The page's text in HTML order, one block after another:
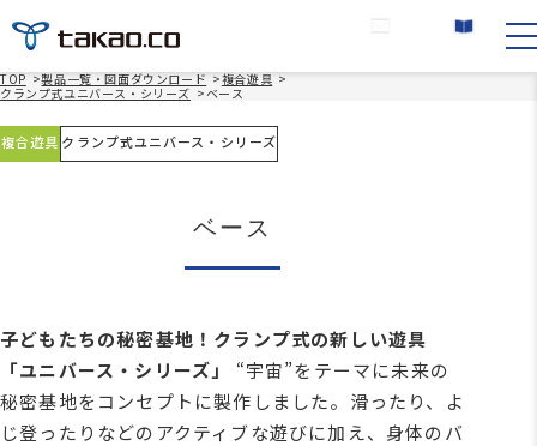
TOP >製品一覧・図面ダウンロード >複合遊具 >
クランプ式ユニバース・シリーズ >ベース
複合遊具 クランプ式ユニバース・シリーズ
ベース
子どもたちの秘密基地！クランプ式の新しい遊具
「ユニバース・シリーズ」
“宇宙”をテーマに未来の
秘密基地をコンセプトに製作しました。滑ったり、よ
じ登ったりなどのアクティブな遊びに加え、身体のバ